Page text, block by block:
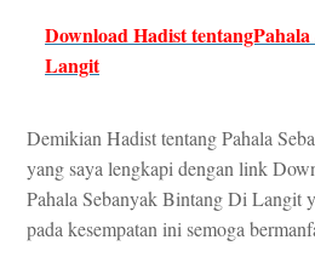
Download Hadist
Langit
Demikian Hadist tentang Pahala
yang saya lengkapi dengan link
Pahala Sebanyak Bintang Di Langit
pada kesempatan ini semoga